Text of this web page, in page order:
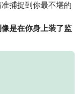
捕捉到你最不堪的
是在你身上装了监